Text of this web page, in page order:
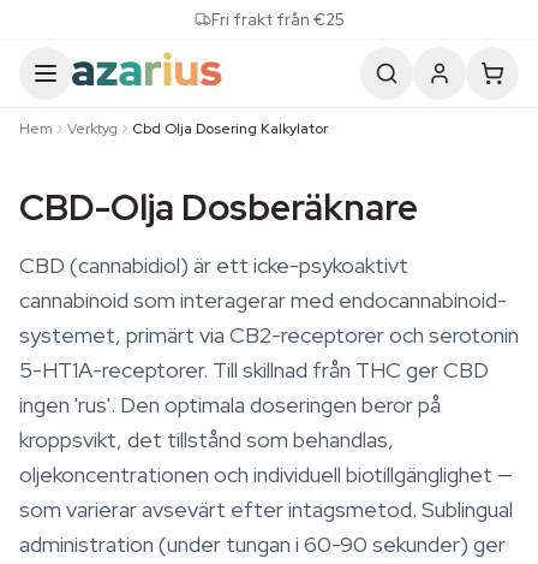
Fri frakt från €25
Hem Verktyg Cbd Olja Dosering Kalkylator
CBD-Olja Dosberäknare
CBD (cannabidiol) är ett icke-psykoaktivt
cannabinoid som interagerar med endocannabinoid-
systemet, primärt via CB2-receptorer och serotonin
5-HT1A-receptorer. Till skillnad från THC ger CBD
ingen 'rus'. Den optimala doseringen beror på
kroppsvikt, det tillstånd som behandlas,
oljekoncentrationen och individuell biotillgänglighet —
som varierar avsevärt efter intagsmetod. Sublingual
administration (under tungan i 60-90 sekunder) ger